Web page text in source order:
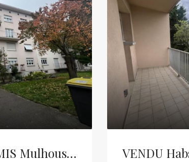
SOUS COMPROMIS Mulhouse Bas Rebberg Appartement 5p De 82m²